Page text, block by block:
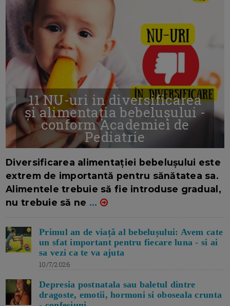
11 NU-uri in diversificarea
și alimentația bebelușului -
conform Academiei de
Pediatrie
Diversificarea alimentației bebelușului este
extrem de importantă pentru sănătatea sa.
Alimentele trebuie să fie introduse gradual,
nu trebuie să ne ...
Primul an de viață al bebelușului: Avem cate
un sfat important pentru fiecare luna - si ai
sa vezi ca te va ajuta
10/7/2026
Depresia postnatala sau baletul dintre
dragoste, emotii, hormoni si oboseala crunta